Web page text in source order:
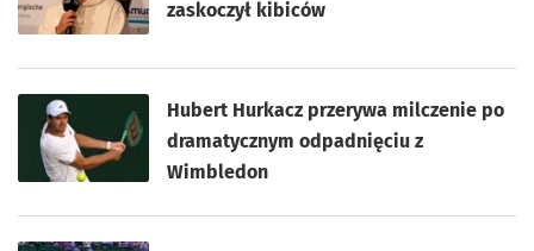
zaskoczył kibiców
Hubert Hurkacz przerywa milczenie po
dramatycznym odpadnięciu z
Wimbledon